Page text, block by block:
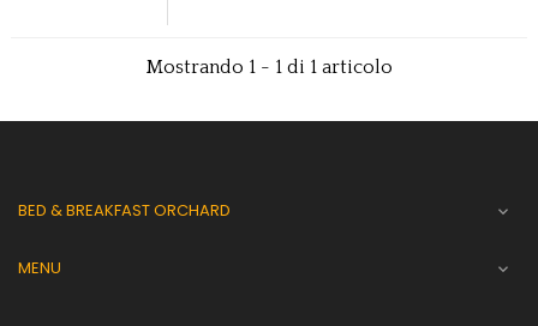
Mostrando 1 - 1 di 1 articolo
BED & BREAKFAST ORCHARD 
MENU 